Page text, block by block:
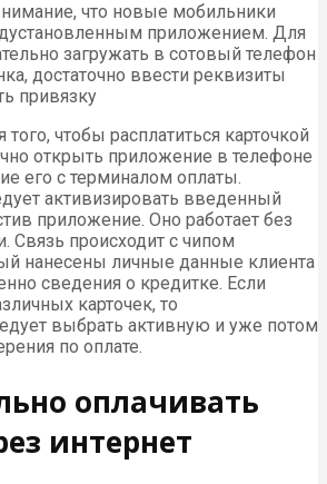
что новые мобильники
приложением. Для
загружать в сотовый телефон
достаточно ввести реквизиты
привязку
чтобы расплатиться карточкой
открыть приложение в телефоне
его с терминалом оплаты.
активизировать введенный
приложение. Оно работает без
Связь происходит с чипом
нанесены личные данные клиента
сведения о кредитке. Если
карточек, то
выбрать активную и уже потом
по оплате.
оплачивать
интернет